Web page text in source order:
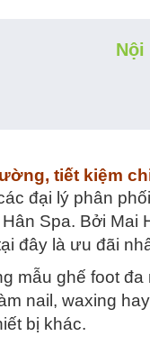
Nội
tiết kiệm
đại lý phân
Spa. Bởi
đây là ưu đãi
mẫu ghế foot
nail, waxing
bị khác.